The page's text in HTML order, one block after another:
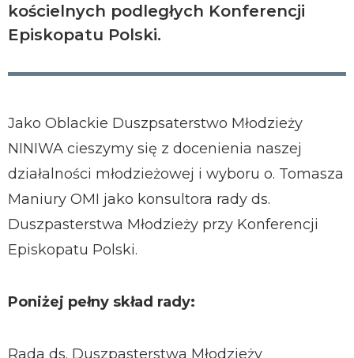
kościelnych podległych Konferencji
Episkopatu Polski.
Jako Oblackie Duszpsaterstwo Młodzieży
NINIWA cieszymy się z docenienia naszej
działalności młodzieżowej i wyboru o. Tomasza
Maniury OMI jako konsultora rady ds.
Duszpasterstwa Młodzieży przy Konferencji
Episkopatu Polski.
Poniżej pełny skład rady:
Rada ds. Duszpasterstwa Młodzieży